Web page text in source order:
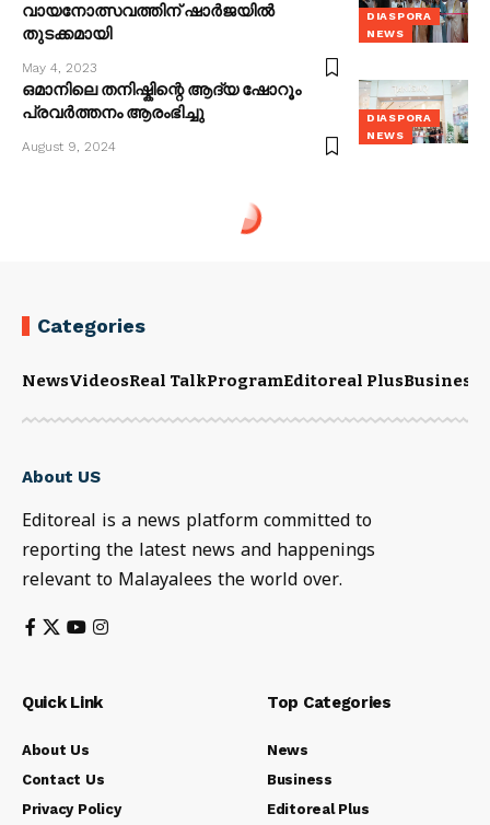
DIASPORA
NEWS
വായനോത്സവത്തിന് ഷാർജയിൽ
തുടക്കമായി
May 4, 2023
DIASPORA
NEWS
ഒമാനിലെ തനിഷ്കിന്റെ ആദ്യ ഷോറൂം
പ്രവർത്തനം ആരംഭിച്ചു
August 9, 2024
Categories
NewsVideosReal TalkProgramEditoreal PlusBusiness
About US
Editoreal is a news platform committed to
reporting the latest news and happenings
relevant to Malayalees the world over.
Quick Link
About Us
Contact Us
Privacy Policy
Top Categories
News
Business
Editoreal Plus